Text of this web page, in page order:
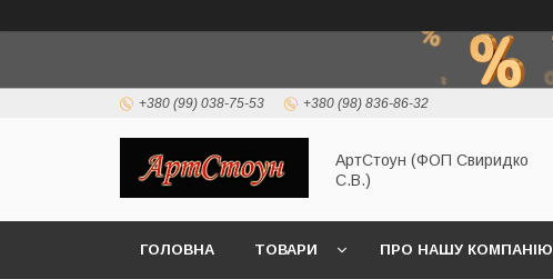
+380 (99) 038-75-53 +380 (98) 836-86-32
АртСтоун (ФОП Свиридко
С.В.)
ГОЛОВНА ТОВАРИ ПРО НАШУ КОМПАНІЮ